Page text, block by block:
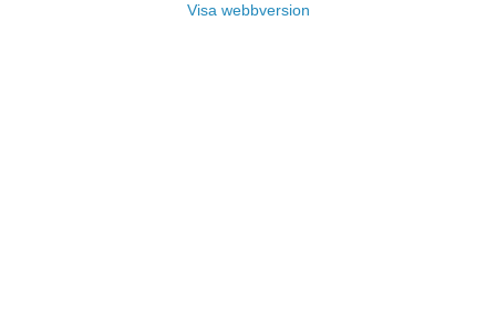
Visa webbversion